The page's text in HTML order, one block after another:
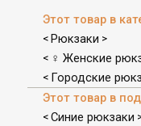
Этот товар в
< Рюкзаки >
< ♀ Женские
< Городские
Этот товар в
< Синие рюкзаки